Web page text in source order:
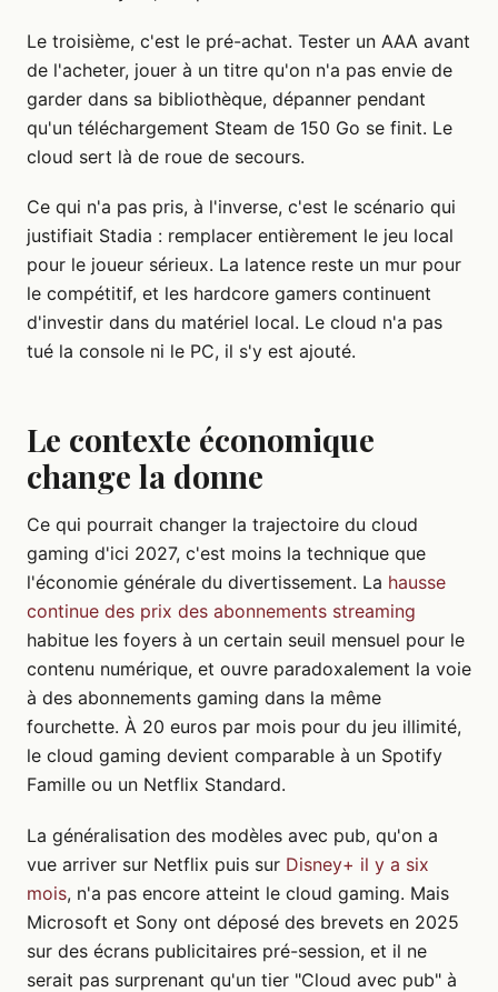
Le troisième, c'est le pré-achat. Tester un AAA avant
de l'acheter, jouer à un titre qu'on n'a pas envie de
garder dans sa bibliothèque, dépanner pendant
qu'un téléchargement Steam de 150 Go se finit. Le
cloud sert là de roue de secours.
Ce qui n'a pas pris, à l'inverse, c'est le scénario qui
justifiait Stadia : remplacer entièrement le jeu local
pour le joueur sérieux. La latence reste un mur pour
le compétitif, et les hardcore gamers continuent
d'investir dans du matériel local. Le cloud n'a pas
tué la console ni le PC, il s'y est ajouté.
Le contexte économique
change la donne
Ce qui pourrait changer la trajectoire du cloud
gaming d'ici 2027, c'est moins la technique que
l'économie générale du divertissement. La hausse
continue des prix des abonnements streaming
habitue les foyers à un certain seuil mensuel pour le
contenu numérique, et ouvre paradoxalement la voie
à des abonnements gaming dans la même
fourchette. À 20 euros par mois pour du jeu illimité,
le cloud gaming devient comparable à un Spotify
Famille ou un Netflix Standard.
La généralisation des modèles avec pub, qu'on a
vue arriver sur Netflix puis sur Disney+ il y a six
mois, n'a pas encore atteint le cloud gaming. Mais
Microsoft et Sony ont déposé des brevets en 2025
sur des écrans publicitaires pré-session, et il ne
serait pas surprenant qu'un tier "Cloud avec pub" à